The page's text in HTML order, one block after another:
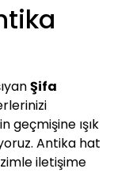
Şifa
geçmişine ışık
Antika hat
iletişime